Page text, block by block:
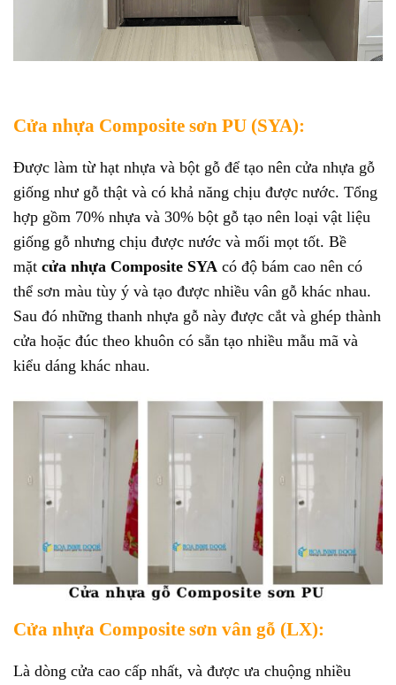
Cửa nhựa Composite sơn PU (SYA):
Được làm từ hạt nhựa và bột gỗ để tạo nên cửa nhựa gỗ
giống như gỗ thật và có khả năng chịu được nước. Tổng
hợp gồm 70% nhựa và 30% bột gỗ tạo nên loại vật liệu
giống gỗ nhưng chịu được nước và mối mọt tốt. Bề
mặt cửa nhựa Composite SYA có độ bám cao nên có
thể sơn màu tùy ý và tạo được nhiều vân gỗ khác nhau.
Sau đó những thanh nhựa gỗ này được cắt và ghép thành
cửa hoặc đúc theo khuôn có sẵn tạo nhiều mẫu mã và
kiểu dáng khác nhau.
Cửa nhựa Composite sơn vân gỗ (LX):
Là dòng cửa cao cấp nhất, và được ưa chuộng nhiều